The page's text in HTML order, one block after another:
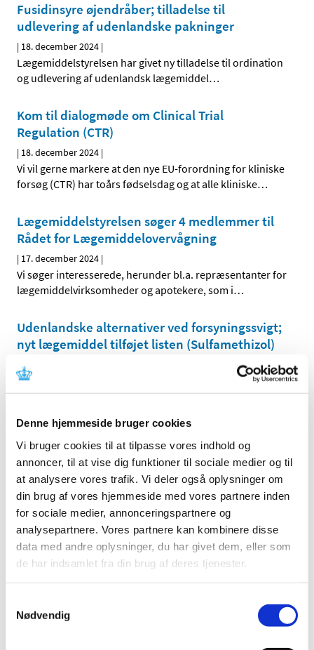
Denne hjemmeside bruger cookies
Vi bruger cookies til at tilpasse vores indhold og
annoncer, til at vise dig funktioner til sociale medier og til
at analysere vores trafik. Vi deler også oplysninger om
din brug af vores hjemmeside med vores partnere inden
for sociale medier, annonceringspartnere og
analysepartnere. Vores partnere kan kombinere disse
data med andre oplysninger, du har givet dem, eller som
de har indsamlet fra din brug af deres tjenester.
Nødvendig
Fusidinsyre øjendråber; tilladelse til
udlevering af udenlandske pakninger
| 18. december 2024 |
Lægemiddelstyrelsen har givet ny tilladelse til ordination
og udlevering af udenlandsk lægemiddel…
Kom til dialogmøde om Clinical Trial
Regulation (CTR)
| 18. december 2024 |
Vi vil gerne markere at den nye EU-forordning for kliniske
forsøg (CTR) har toårs fødselsdag og at alle kliniske…
Lægemiddelstyrelsen søger 4 medlemmer til
Rådet for Lægemiddelovervågning
| 17. december 2024 |
Vi søger interesserede, herunder bl.a. repræsentanter for
lægemiddelvirksomheder og apotekere, som i…
Udenlandske alternativer ved forsyningssvigt;
nyt lægemiddel tilføjet listen (Sulfamethizol)
13. december 2024
Til medicinalvirksomheder: Der er tilføjet et lægemiddel
til listen over lægemidler i forsyningssvigt, hvor…
Probenecid tabletter, 250 mg, er tilføjet listen
over kritiske lægemidler med
forsyningsproblemer
12. december 2024
Probenecid tabletter, 250 mg, er tilføjet til listen over
kritiske lægemidler med forsyningsproblemer.
Fristen i 2024 for lægemiddelansøgninger og
ansøgninger om kliniske lægemiddelforsøg er
|11. december 2024
Lægemiddelstyrelsen har lukket mellem jul og nytår, til og